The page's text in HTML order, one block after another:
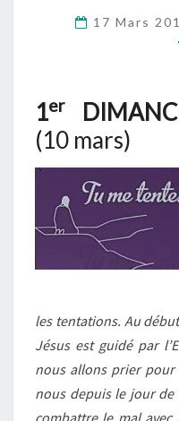
17 Mars
1er
(10 mars)
les tentations. Au
Jésus est guidé par
nous allons prier pour
nous depuis le jour de
combattre le mal avec